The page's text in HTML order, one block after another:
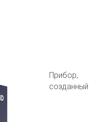
Прибор,
созданный